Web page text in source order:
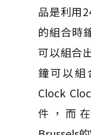
品是利用
的組合時
可以組合
鐘可以
Clock
件，而